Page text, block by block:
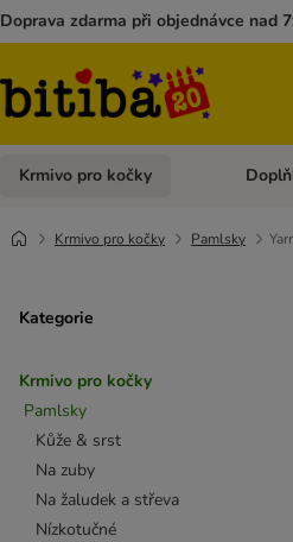
Doprava zdarma při objednávce nad
Krmivo pro kočky Otevřít
Krmivo pro kočky Pamlsky
Kategorie
Krmivo pro kočky
Pamlsky
Kůže & srst
Na zuby
Na žaludek a střeva
Nízkotučné